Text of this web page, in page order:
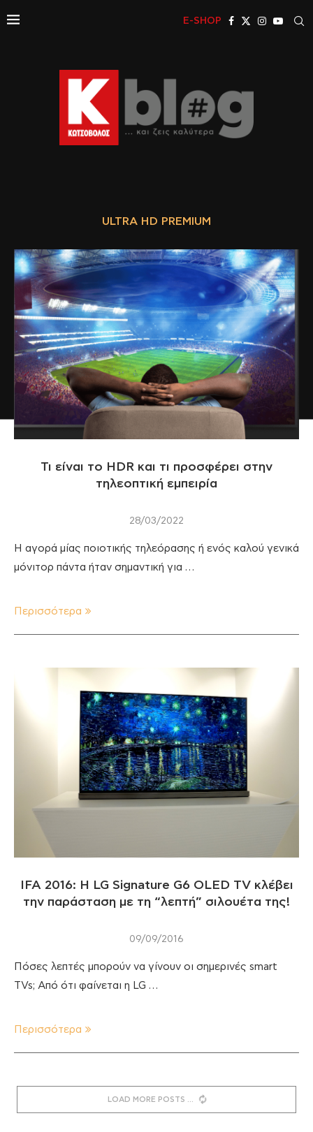
E-SHOP
ULTRA HD PREMIUM
Τι είναι το HDR και τι προσφέρει στην
τηλεοπτική εμπειρία
28/03/2022
Η αγορά μίας ποιοτικής τηλεόρασης ή ενός καλού γενικά
μόνιτορ πάντα ήταν σημαντική για …
Περισσότερα
IFA 2016: H LG Signature G6 OLED TV κλέβει
την παράσταση με τη “λεπτή” σιλουέτα της!
09/09/2016
Πόσες λεπτές μπορούν να γίνουν οι σημερινές smart
TVs; Από ότι φαίνεται η LG …
Περισσότερα
LOAD MORE POSTS